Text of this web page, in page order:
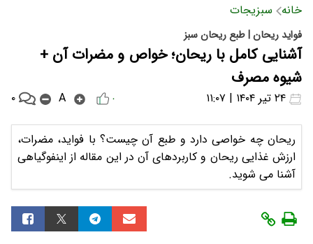
خانه سبزیجات
فواید ریحان | طبع ریحان سبز
آشنایی کامل با ریحان؛ خواص و مضرات آن +
شیوه مصرف
۰ A ۰
ریحان چه خواصی دارد و طبع آن چیست؟ با فواید، مضرات،
ارزش غذایی ریحان و کاربردهای آن در این مقاله از اینفوگیاهی
آشنا می شوید.